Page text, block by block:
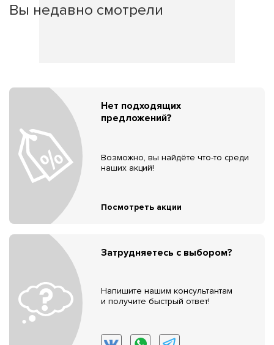
Вы недавно смотрели
Нет подходящих
предложений?
Возможно, вы найдёте что-то среди
наших акций!
Посмотреть акции
Затрудняетесь с выбором?
Напишите нашим консультантам
и получите быстрый ответ!